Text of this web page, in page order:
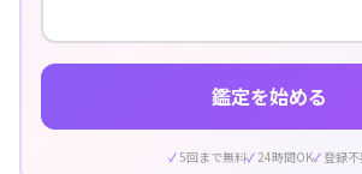
鑑定を始める
5回まで無料 24時間OK 登録不